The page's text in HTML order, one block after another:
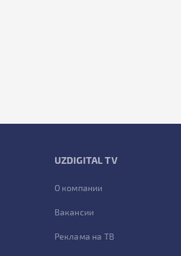
UZDIGITAL TV
О компании
Вакансии
Реклама на ТВ